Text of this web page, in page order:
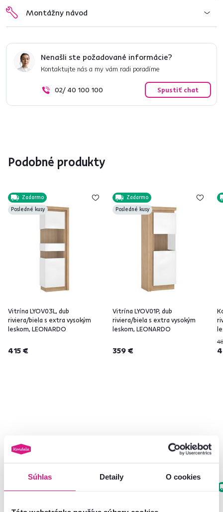
Súhlas Detaily O cookies
Montážny návod
Nenašli ste požadované informácie?
Kontaktujte nás a my vám radi poradíme
02/ 40 100 100 Spustiť chat
Podobné produkty
Zadarmo
Posledné kusy
Vitrína LYOV03L, dub
riviera/biela s extra vysokým
leskom, LEONARDO
415 €
Zadarmo
Posledné kusy
Vitrína LYOV01P, dub
riviera/biela s extra vysokým
leskom, LEONARDO
359 €
Často kupované spolu